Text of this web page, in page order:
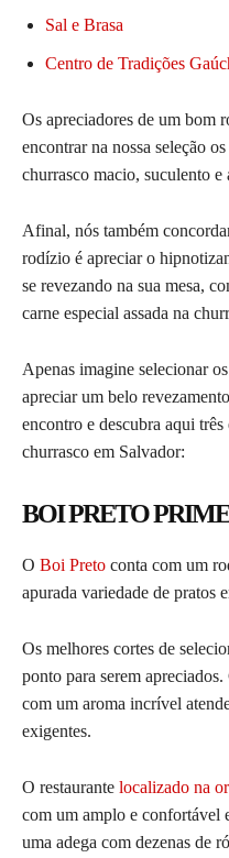
Sal e Brasa
Centro de Tradições
Os apreciadores de um bom
encontrar na nossa seleção
churrasco macio, suculento e
Afinal, nós também
rodízio é apreciar o
se revezando na sua mesa,
carne especial assada na
Apenas imagine selecionar
apreciar um belo
encontro e descubra aqui
churrasco em Salvador:
BOI PRETO PRIME
O Boi Preto conta com um
apurada variedade de pratos
Os melhores cortes de
ponto para serem
com um aroma incrível
exigentes.
O restaurante localizado na
com um amplo e confortável
uma adega com dezenas de